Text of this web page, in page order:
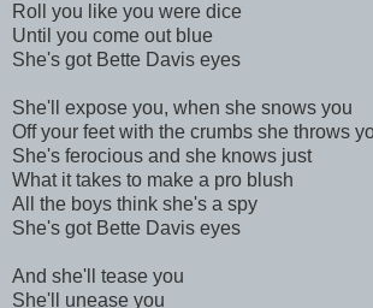
Roll you like you were dice
Until you come out blue
She's got Bette Davis eyes
She'll expose you, when she snows you
Off your feet with the crumbs she throws
She's ferocious and she knows just
What it takes to make a pro blush
All the boys think she's a spy
She's got Bette Davis eyes
And she'll tease you
She'll unease you